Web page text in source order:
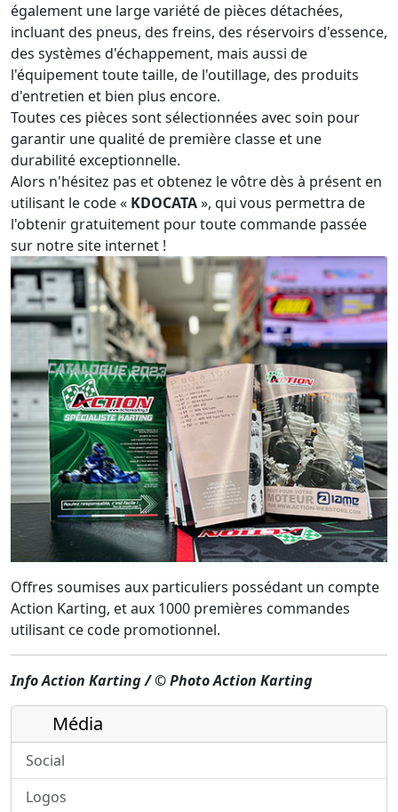
également une large variété de pièces détachées,
incluant des pneus, des freins, des réservoirs d'essence,
des systèmes d'échappement, mais aussi de
l'équipement toute taille, de l'outillage, des produits
d'entretien et bien plus encore.
Toutes ces pièces sont sélectionnées avec soin pour
garantir une qualité de première classe et une
durabilité exceptionnelle.
Alors n'hésitez pas et obtenez le vôtre dès à présent en
utilisant le code « KDOCATA», qui vous permettra de
l'obtenir gratuitement pour toute commande passée
sur notre site internet !
Offres soumises aux particuliers possédant un compte
Action Karting, et aux 1000 premières commandes
utilisant ce code promotionnel.
Info Action Karting / © Photo Action Karting
Média
Social
Logos